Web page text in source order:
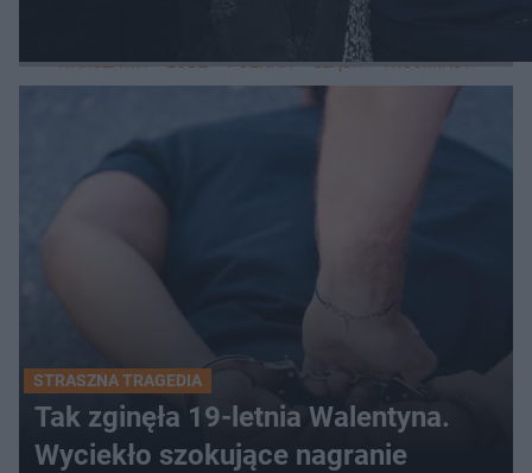
WARSZAWA ŁÓDŹ POZNAŃ ŚLĄSK TRÓJMIASTO
STRASZNA TRAGEDIA
Tak zginęła 19-letnia Walentyna.
Wyciekło szokujące nagranie